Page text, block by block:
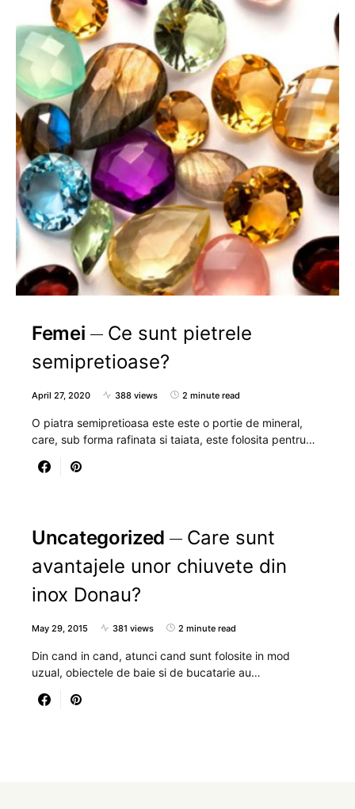
Femei
Ce sunt pietrele
semipretioase?
April 27, 2020 388 views 2 minute read
O piatra semipretioasa este este o portie de mineral,
care, sub forma rafinata si taiata, este folosita pentru…
Uncategorized
Care sunt
avantajele unor chiuvete din
inox Donau?
May 29, 2015 381 views 2 minute read
Din cand in cand, atunci cand sunt folosite in mod
uzual, obiectele de baie si de bucatarie au…